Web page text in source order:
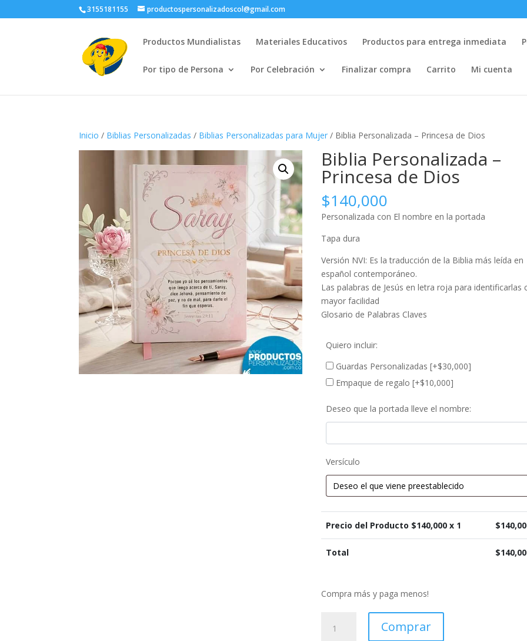
3155181155 productospersonalizadoscol@gmail.com
Productos Mundialistas Materiales Educativos Productos para entrega inmediata
Por tipo de Persona Por Celebración Finalizar compra Carrito Mi cuenta
Inicio / Biblias Personalizadas / Biblias Personalizadas para Mujer / Biblia Personalizada – Princesa de Dios
Biblia Personalizada –
Princesa de Dios
$140,000
Personalizada con El nombre en la portada
Tapa dura
Versión NVI: Es la traducción de la Biblia más leída en
español contemporáneo.
Las palabras de Jesús en letra roja para identificarlas
mayor facilidad
Glosario de Palabras Claves
Quiero incluir:
Guardas Personalizadas[+$30,000]
Empaque de regalo[+$10,000]
Deseo que la portada lleve el nombre:
Versículo
Precio del Producto $140,000 x 1 $
Total $
Compra más y paga menos!
Personalizada
Comprar